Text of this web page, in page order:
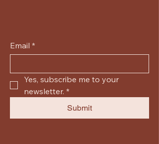
Email *
Yes, subscribe me to your
newsletter. *
Submit